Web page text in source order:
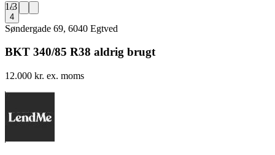
1/3
4
Søndergade 69, 6040 Egtved
BKT 340/85 R38 aldrig brugt
12.000 kr. ex. moms